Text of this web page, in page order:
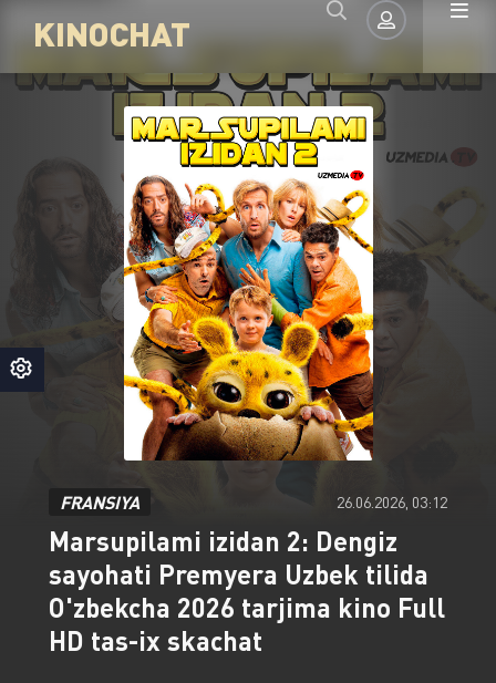
KINOCHAT
Авторизация
FRANSIYA 26.06.2026, 03:12
Marsupilami izidan 2: Dengiz
sayohati Premyera Uzbek tilida
O'zbekcha 2026 tarjima kino Full
HD tas-ix skachat